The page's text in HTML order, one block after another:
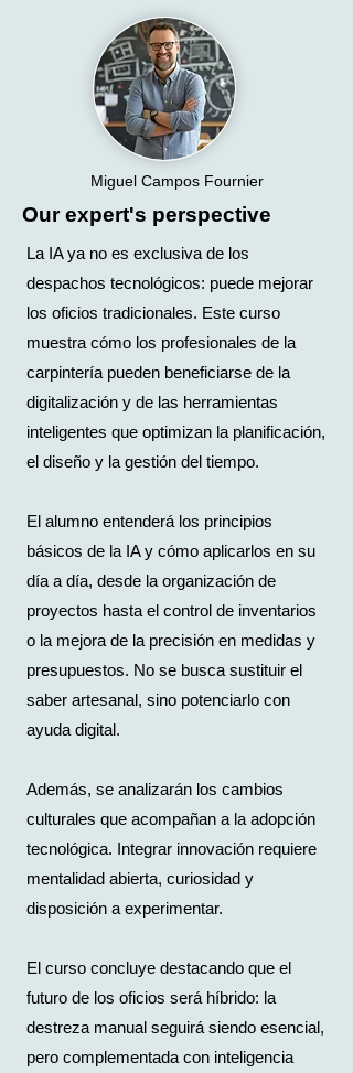
Miguel Campos Fournier
Our expert's perspective
La IA ya no es exclusiva de los
despachos tecnológicos: puede mejorar
los oficios tradicionales. Este curso
muestra cómo los profesionales de la
carpintería pueden beneficiarse de la
digitalización y de las herramientas
inteligentes que optimizan la planificación,
el diseño y la gestión del tiempo.
El alumno entenderá los principios
básicos de la IA y cómo aplicarlos en su
día a día, desde la organización de
proyectos hasta el control de inventarios
o la mejora de la precisión en medidas y
presupuestos. No se busca sustituir el
saber artesanal, sino potenciarlo con
ayuda digital.
Además, se analizarán los cambios
culturales que acompañan a la adopción
tecnológica. Integrar innovación requiere
mentalidad abierta, curiosidad y
disposición a experimentar.
El curso concluye destacando que el
futuro de los oficios será híbrido: la
destreza manual seguirá siendo esencial,
pero complementada con inteligencia